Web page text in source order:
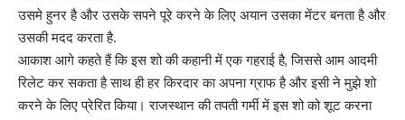
उसमे हुनर है और उसके सपने पूरे करने के लिए अयान उसका मेंटर बनता है और
उसकी मदद करता है.
आकाश आगे कहते हैं कि इस शो की कहानी में एक गहराई है, जिससे आम आदमी
रिलेट कर सकता है साथ ही हर किरदार का अपना ग्राफ है और इसी ने मुझे शो
करने के लिए प्रेरित किया। राजस्थान की तपती गर्मी में इस शो को शूट करना